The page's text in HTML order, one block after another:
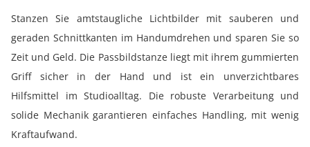
Stanzen Sie amtstaugliche Lichtbilder mit sauberen und
geraden Schnittkanten im Handumdrehen und sparen Sie so
Zeit und Geld. Die Passbildstanze liegt mit ihrem gummierten
Griff sicher in der Hand und ist ein unverzichtbares
Hilfsmittel im Studioalltag. Die robuste Verarbeitung und
solide Mechanik garantieren einfaches Handling, mit wenig
Kraftaufwand.